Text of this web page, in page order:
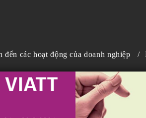
đến các hoạt động của doanh nghiệp /